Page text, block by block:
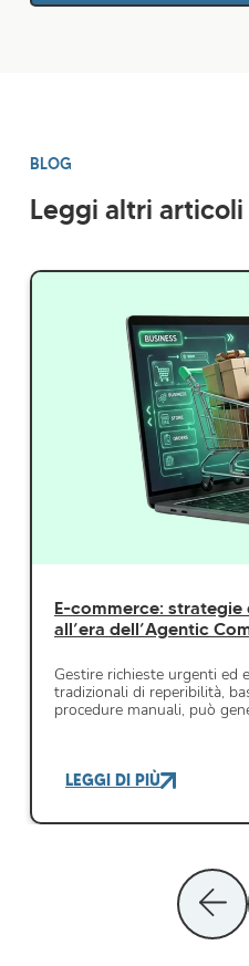
BLOG
Leggi altri
E-commerce: strategie
all’era dell’Agentic
Gestire richieste urgenti ed
tradizionali di reperibilità,
procedure manuali, può
LEGGI DI PIÙ